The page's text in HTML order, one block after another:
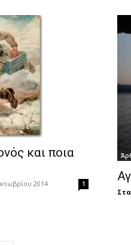
και ποια
2014 1